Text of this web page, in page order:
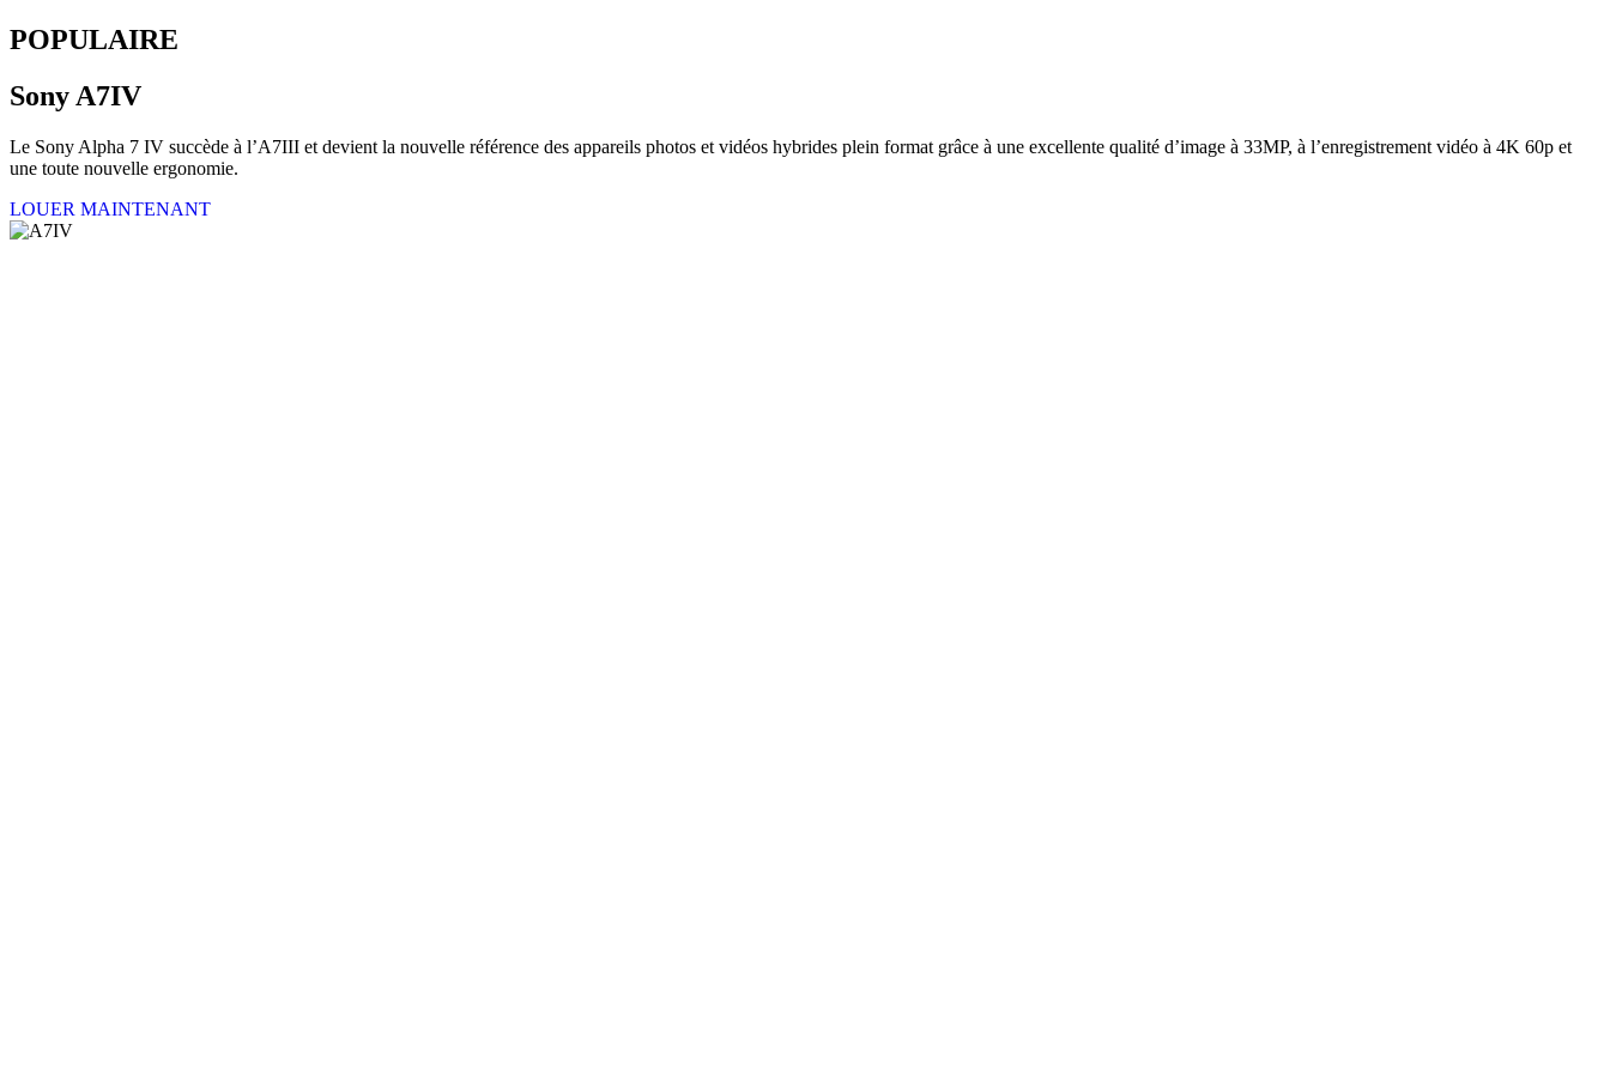
POPULAIRE
Sony A7IV
Le Sony Alpha 7 IV succède à l’A7III et devient la nouvelle référence des appareils photos et vidéos hybrides plein format grâce à une excellente qualité d’image à 33MP, à l’enregistrement vidéo à 4K 60p et
une toute nouvelle ergonomie.
LOUER MAINTENANT